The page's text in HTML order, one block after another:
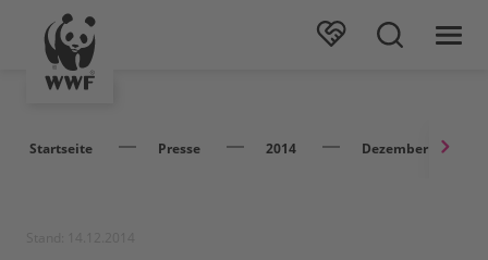
Startseite Presse 2014 Dezember